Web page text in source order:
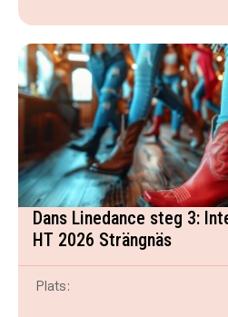
Dans Linedance steg 3:
HT 2026 Strängnäs
Plats: